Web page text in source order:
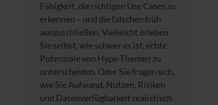
Fähigkeit, die richtigen Use Cases zu
erkennen – und die falschen früh
auszuschließen. Vielleicht erleben
Sie selbst, wie schwer es ist, echte
Potenziale von Hype-Themen zu
unterscheiden. Oder Sie fragen sich,
wie Sie Aufwand, Nutzen, Risiken
und Datenverfügbarkeit realistisch